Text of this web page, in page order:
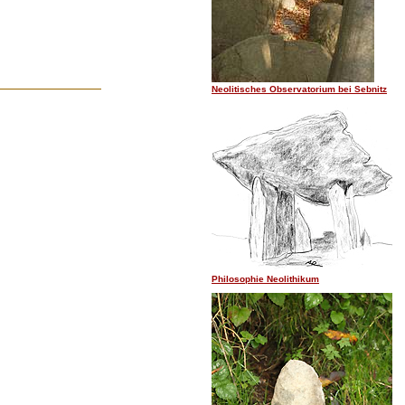
Neolitisches Observatorium bei Sebnitz
Philosophie Neolithikum